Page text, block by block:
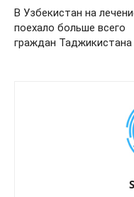
В Узбекистан на
поехало больше всего
граждан Таджикистана